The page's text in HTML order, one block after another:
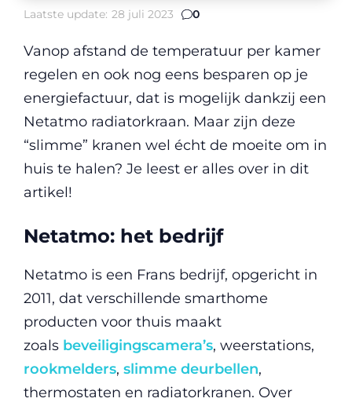
Laatste update: 28 juli 2023 0
Vanop afstand de temperatuur per kamer
regelen en ook nog eens besparen op je
energiefactuur, dat is mogelijk dankzij een
Netatmo radiatorkraan. Maar zijn deze
“slimme” kranen wel écht de moeite om in
huis te halen? Je leest er alles over in dit
artikel!
Netatmo: het bedrijf
Netatmo is een Frans bedrijf, opgericht in
2011, dat verschillende smarthome
producten voor thuis maakt
zoals beveiligingscamera’s, weerstations,
rookmelders, slimme deurbellen,
thermostaten en radiatorkranen. Over